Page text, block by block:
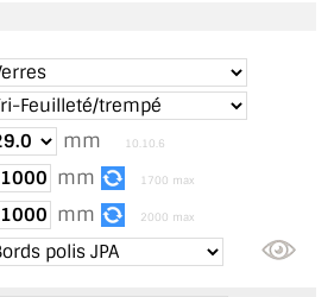
AU M2
UTILISATION
NOUVEAUTÉS
BROSSÉ
mm 10.10.6
mm 1700 max
mm 2000 max